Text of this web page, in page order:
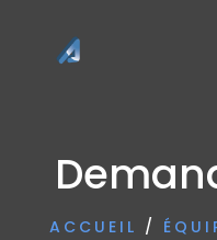
ACCUEIL /